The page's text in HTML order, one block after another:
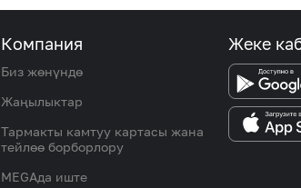
Компания
Биз жөнүндө
Жаңылыктар
Тармакты камтуу картасы жана
тейлөө борборлору
MEGAда иште
Жеке